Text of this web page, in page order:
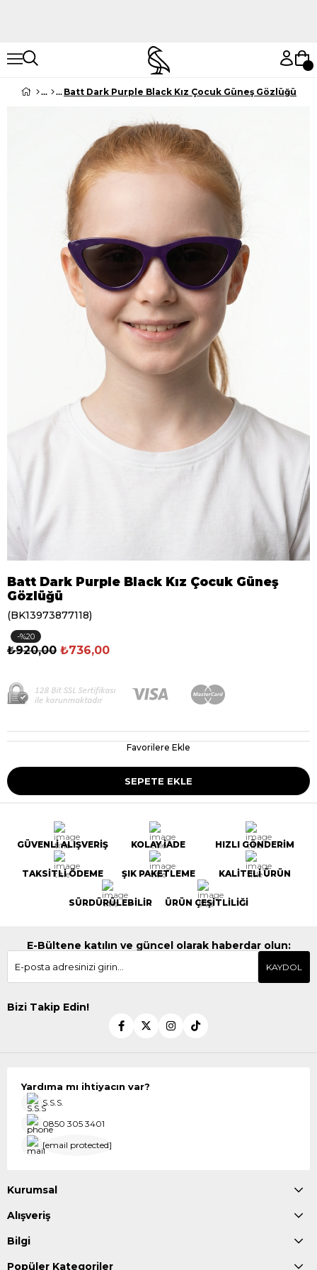
Batt Dark Purple Black Kız Çocuk Güneş Gözlüğü
Batt Dark Purple Black Kız Çocuk Güneş
Gözlüğü
(BK13973877118)
20
₺920,00 ₺736,00
Favorilere Ekle
GÜVENLİ ALIŞVERİŞ KOLAY İADE HIZLI GÖNDERİM
TAKSİTLİ ÖDEME ŞIK PAKETLEME KALİTELİ ÜRÜN
SÜRDÜRÜLEBİLİR ÜRÜN ÇEŞİTLİLİĞİ
E-Bültene katılın ve güncel olarak haberdar olun:
KAYDOL
Bizi Takip Edin!
Yardıma mı ihtiyacın var?
S.S.S.
0850 305 3401
[email protected]
Kurumsal
Alışveriş
Bilgi
Popüler Kategoriler